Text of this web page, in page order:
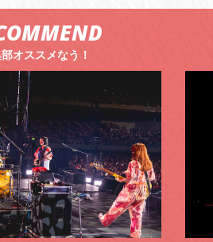
オススメなう！